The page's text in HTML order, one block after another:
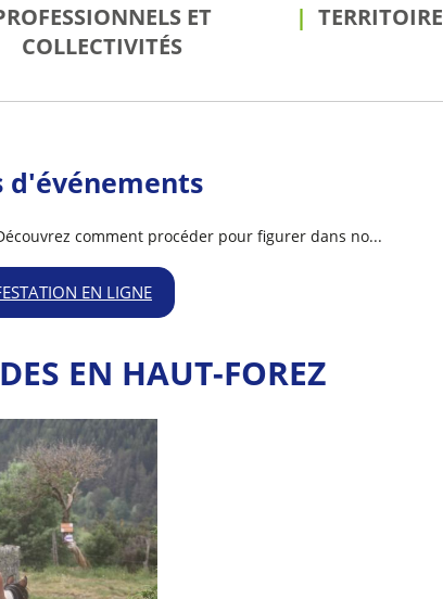
ET
COLLECTIVITÉS
TERRITOIRE
d'événements
comment procéder pour figurer dans no...
EN LIGNE
EN HAUT-FOREZ